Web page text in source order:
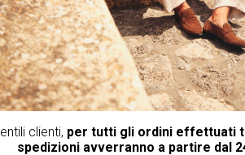
3
clienti, per tutti gli ordini effettuati
spedizioni avverranno a partire dal